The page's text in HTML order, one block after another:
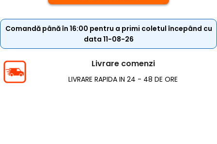
Comandă până în 16:00 pentru a primi coletul începând cu
data 11-08-26
Livrare comenzi
LIVRARE RAPIDA IN 24 - 48 DE ORE